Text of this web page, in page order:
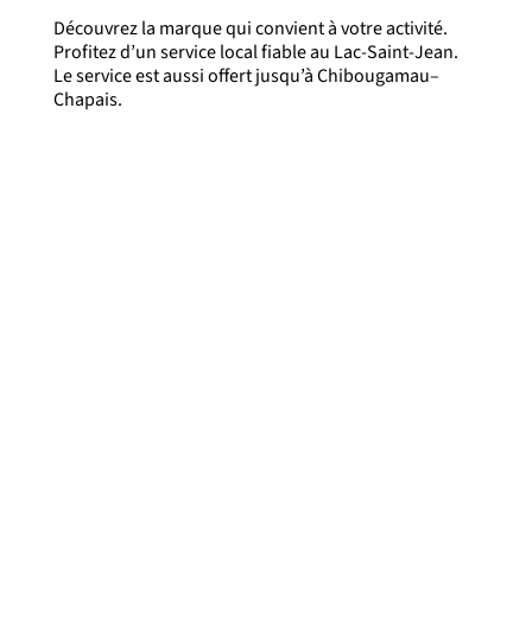
Découvrez la marque qui convient à votre activité.
Profitez d’un service local fiable au Lac-Saint-Jean.
Le service est aussi offert jusqu’à Chibougamau–
Chapais.